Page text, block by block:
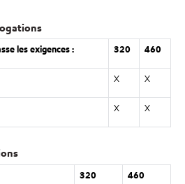
les exigences : 320 460
X X
X X
320 460